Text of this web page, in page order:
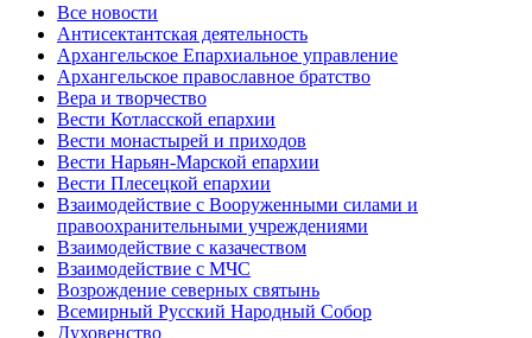
Все новости
Антисектантская деятельность
Архангельское Епархиальное управление
Архангельское православное братство
Вера и творчество
Вести Котласской епархии
Вести монастырей и приходов
Вести Нарьян-Марской епархии
Вести Плесецкой епархии
Взаимодействие с Вооруженными силами и
правоохранительными учреждениями
Взаимодействие с казачеством
Взаимодействие с МЧС
Возрождение северных святынь
Всемирный Русский Народный Собор
Духовенство